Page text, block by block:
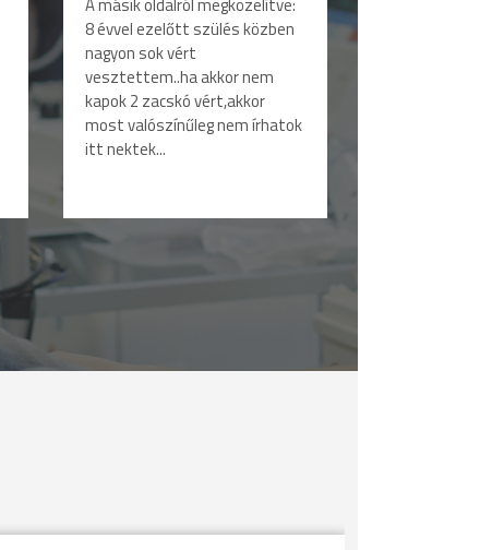
8 évvel ezelőtt szülés közben
nagyon sok vért
vesztettem..ha akkor nem
kapok 2 zacskó vért,akkor
most valószínűleg nem írhatok
itt nektek...